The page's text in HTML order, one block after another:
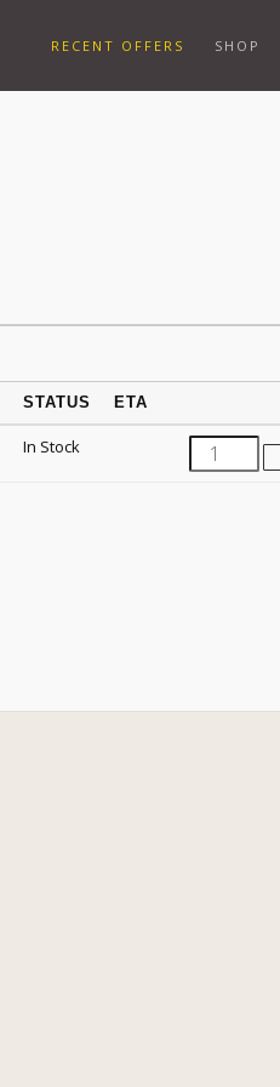
RECENT OFFERS SHOP
STATUS ETA
In Stock